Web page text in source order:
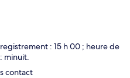
: 15 h 00 ; heure de
minuit.
contact